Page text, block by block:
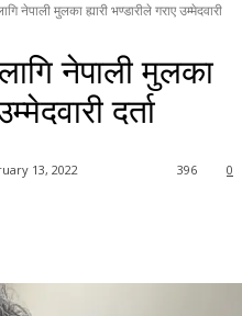
नेपाली मुलका ह्यारी भण्डारीले गराए उम्मेदवारी
नेपाली मुलका
दर्ता
13, 2022 0
396